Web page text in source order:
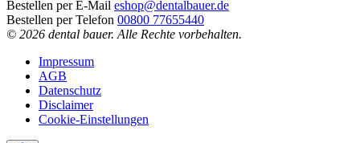
Bestellen per E-Mail eshop@dentalbauer.de
Bestellen per Telefon 00800 77655440
© 2026 dental bauer. Alle Rechte vorbehalten.
Impressum
AGB
Datenschutz
Disclaimer
Cookie-Einstellungen